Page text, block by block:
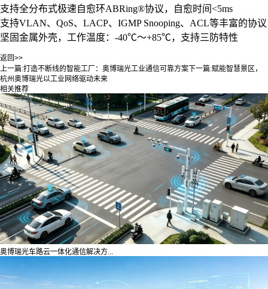
支持全分布式极速自愈环ABRing®协议，自愈时间<5ms
支持VLAN、QoS、LACP、IGMP Snooping、ACL等丰富的协议
坚固金属外壳，工作温度：-40℃～+85℃，支持三防特性
返回>>
上一篇:打造不断线的智能工厂：奥博瑞光工业通信可靠方案下一篇:赋能智慧景区，
杭州奥博瑞光以工业网络驱动未来
相关推荐
奥博瑞光车路云一体化通信解决方...